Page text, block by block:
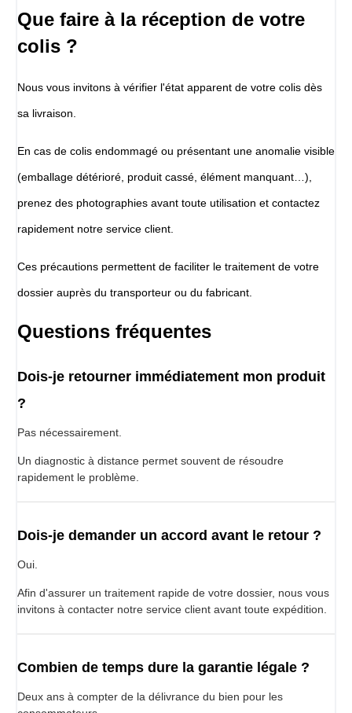
Que faire à la réception de votre
colis ?
Nous vous invitons à vérifier l'état apparent de votre colis dès
sa livraison.
En cas de colis endommagé ou présentant une anomalie visible
(emballage détérioré, produit cassé, élément manquant…),
prenez des photographies avant toute utilisation et contactez
rapidement notre service client.
Ces précautions permettent de faciliter le traitement de votre
dossier auprès du transporteur ou du fabricant.
Questions fréquentes
Dois-je retourner immédiatement mon produit
?
Pas nécessairement.
Un diagnostic à distance permet souvent de résoudre
rapidement le problème.
Dois-je demander un accord avant le retour ?
Oui.
Afin d'assurer un traitement rapide de votre dossier, nous vous
invitons à contacter notre service client avant toute expédition.
Combien de temps dure la garantie légale ?
Deux ans à compter de la délivrance du bien pour les